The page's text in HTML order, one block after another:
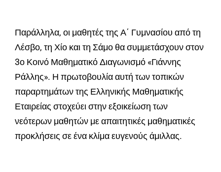
Παράλληλα, οι μαθητές της Α΄ Γυμνασίου από τη
Λέσβο, τη Χίο και τη Σάμο θα συμμετάσχουν στον
3ο Κοινό Μαθηματικό Διαγωνισμό «Γιάννης
Ράλλης». Η πρωτοβουλία αυτή των τοπικών
παραρτημάτων της Ελληνικής Μαθηματικής
Εταιρείας στοχεύει στην εξοικείωση των
νεότερων μαθητών με απαιτητικές μαθηματικές
προκλήσεις σε ένα κλίμα ευγενούς άμιλλας.